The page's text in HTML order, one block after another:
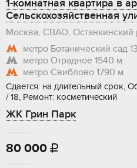
1-комнатная квартира в
Сельскохозяйственная
Москва, СВАО, Останкинский
метро Ботанический сад
метро Отрадное 1540 м
метро Свиблово 1790 м
Сдается: на длительный срок,
/ 18, Ремонт: косметический
ЖК Грин Парк
80 000 